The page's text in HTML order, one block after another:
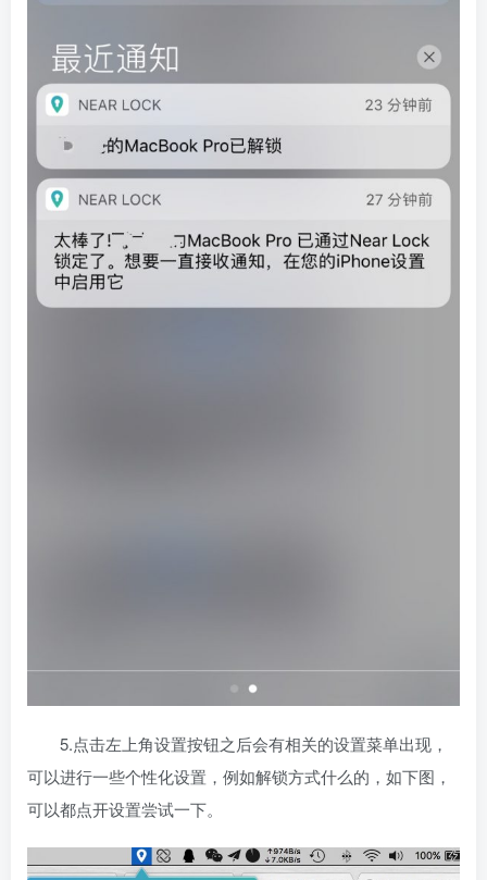
5.点击左上角设置按钮之后会有相关的设置菜单出现，
可以进行一些个性化设置，例如解锁方式什么的，如下图，
可以都点开设置尝试一下。